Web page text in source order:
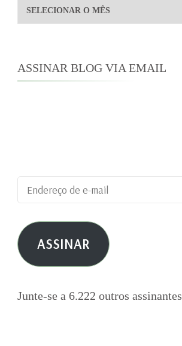
Arquivos
ASSINAR BLOG VIA EMAIL
Endereço
de
e-
mail ASSINAR
Junte-se a 6.222 outros assinantes